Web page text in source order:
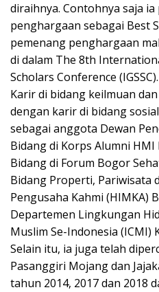
diraihnya. Contohnya saja
penghargaan sebagai Best
pemenang penghargaan
di dalam The 8th
Scholars Conference (IGSSC).
Karir di bidang keilmuan
dengan karir di bidang
sebagai anggota Dewan
Bidang di Korps Alumni
Bidang di Forum Bogor
Bidang Properti, Pariwisata
Pengusaha Kahmi (HIMKA)
Departemen Lingkungan
Muslim Se-Indonesia (ICMI)
Selain itu, ia juga telah
Pasanggiri Mojang dan
tahun 2014, 2017 dan 2018